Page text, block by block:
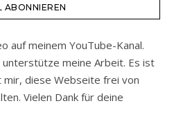
ABONNIEREN
auf meinem YouTube-Kanal.
unterstütze meine Arbeit. Es ist
mir, diese Webseite frei von
Vielen Dank für deine